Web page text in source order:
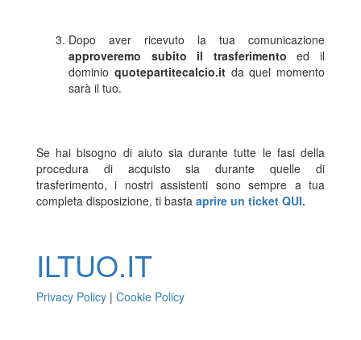
Dopo aver ricevuto la tua comunicazione
approveremo subito il trasferimento ed il
dominio quotepartitecalcio.itda quel momento
sarà il tuo.
Se hai bisogno di aiuto sia durante tutte le fasi della
procedura di acquisto sia durante quelle di
trasferimento, i nostri assistenti sono sempre a tua
completa disposizione, ti basta aprire un ticket QUI.
ILTUO.IT
Privacy Policy | Cookie Policy